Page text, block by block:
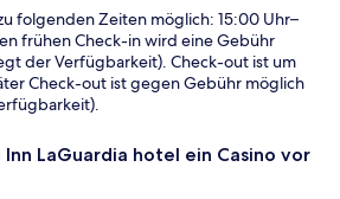
folgenden Zeiten möglich: 15:00 Uhr–
frühen Check-in wird eine Gebühr
der Verfügbarkeit). Check-out ist um
Check-out ist gegen Gebühr möglich
LaGuardia hotel ein Casino vor